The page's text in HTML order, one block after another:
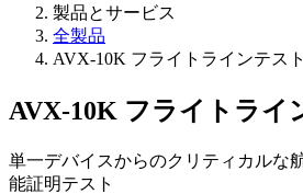
製品とサービス
全製品
AVX-10K フライトラインテス
AVX-10K フライトライ
単一デバイスからのクリティカルな
能証明テスト